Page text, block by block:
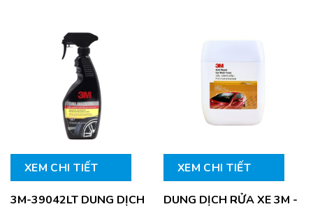
XEM CHI TIẾT
3M-39042LT DUNG DỊCH
XEM CHI TIẾT
DUNG DỊCH RỬA XE 3M -